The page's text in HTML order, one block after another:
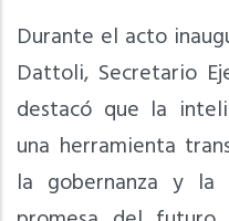
Durante el acto
Dattoli, Secretario
destacó que la
una herramienta
la gobernanza y